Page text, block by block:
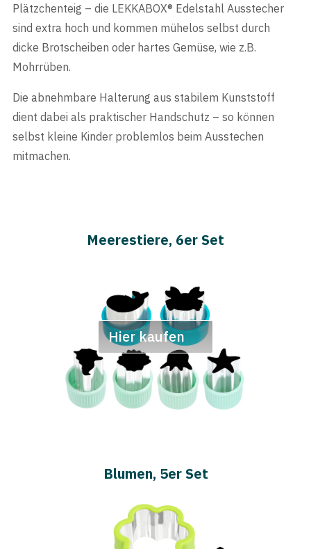
Plätzchenteig – die LEKKABOX® Edelstahl Ausstecher
sind extra hoch und kommen mühelos selbst durch
dicke Brotscheiben oder hartes Gemüse, wie z.B.
Mohrrüben.
Die abnehmbare Halterung aus stabilem Kunststoff
dient dabei als praktischer Handschutz – so können
selbst kleine Kinder problemlos beim Ausstechen
mitmachen.
Meerestiere, 6er Set
Hier kaufen
Blumen, 5er Set